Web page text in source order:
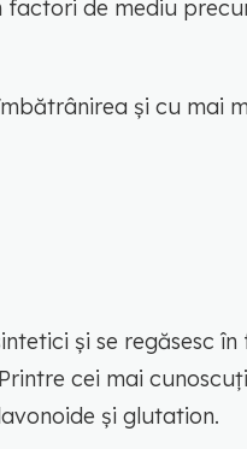
de mediu
și cu mai
și se regăsesc
cei mai
și glutation.